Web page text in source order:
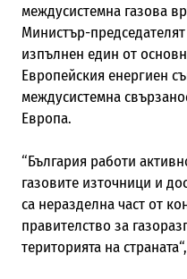
междусистемна газова
Министър-
изпълнен един от
Европейския енергиен
междусистемна
Европа.
“България работи
газовите източници и
са неразделна част от
правителство за
територията на